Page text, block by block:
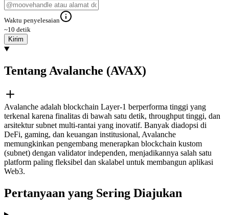
Waktu penyelesaian
~10 detik
Kirim
Tentang Avalanche (AVAX)
Avalanche adalah blockchain Layer-1 berperforma tinggi yang
terkenal karena finalitas di bawah satu detik, throughput tinggi, dan
arsitektur subnet multi-rantai yang inovatif. Banyak diadopsi di
DeFi, gaming, dan keuangan institusional, Avalanche
memungkinkan pengembang menerapkan blockchain kustom
(subnet) dengan validator independen, menjadikannya salah satu
platform paling fleksibel dan skalabel untuk membangun aplikasi
Web3.
Pertanyaan yang Sering Diajukan